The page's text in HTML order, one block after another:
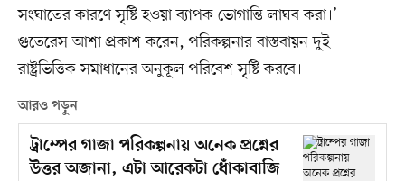
সংঘাতের কারণে সৃষ্টি হওয়া ব্যাপক ভোগান্তি লাঘব করা।’
গুতেরেস আশা প্রকাশ করেন, পরিকল্পনার বাস্তবায়ন দুই
রাষ্ট্রভিত্তিক সমাধানের অনুকূল পরিবেশ সৃষ্টি করবে।
আরও পড়ুন
ট্রাম্পের গাজা পরিকল্পনায় অনেক প্রশ্নের
উত্তর অজানা, এটা আরেকটা ধোঁকাবাজি